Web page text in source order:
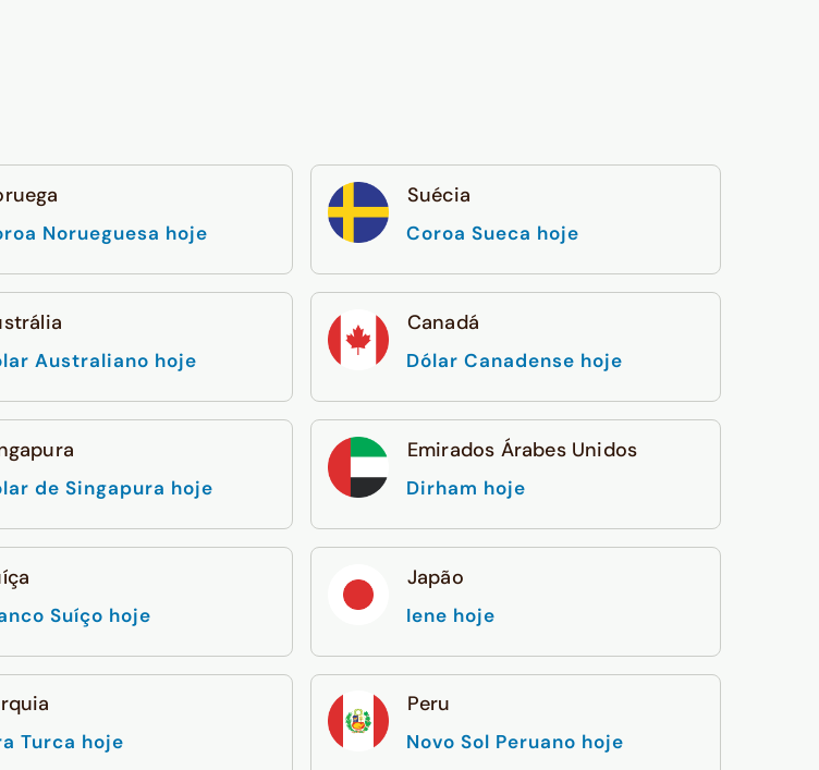
Norueguesa hoje
Suécia
Coroa Sueca hoje
Australiano hoje
Canadá
Dólar Canadense hoje
de Singapura hoje
Emirados Árabes Unidos
Dirham hoje
Suíço hoje
Japão
Iene hoje
Turca hoje
Peru
Novo Sol Peruano hoje